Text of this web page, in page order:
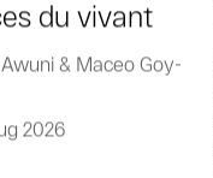
du vivant
& Maceo Goy-
2026